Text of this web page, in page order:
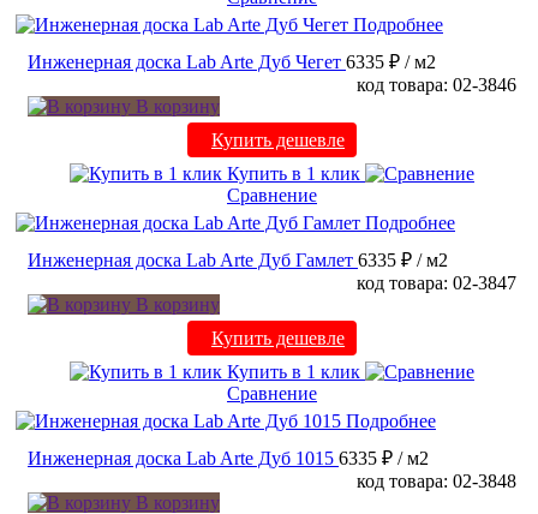
Подробнее
Инженерная доска Lab Arte Дуб Чегет 6335 ₽ / м2
код товара: 02-3846
В корзину
Купить дешевле
Купить в 1 клик
Сравнение
Подробнее
Инженерная доска Lab Arte Дуб Гамлет 6335 ₽ / м2
код товара: 02-3847
В корзину
Купить дешевле
Купить в 1 клик
Сравнение
Подробнее
Инженерная доска Lab Arte Дуб 1015 6335 ₽ / м2
код товара: 02-3848
В корзину